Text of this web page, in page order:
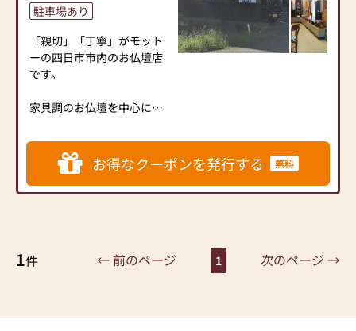
駐車場あり
「親切」「丁寧」がモット
ーの四日市市内のお仏壇店
です。
家具調のお仏壇を中心に、
っています。
ご家庭に合った素敵なお仏
壇をご提案させていただき
ます。
親身になってご相談にのら
お得なクーポンを発行する 無料
1件 ← 前のページ 1 次のページ →